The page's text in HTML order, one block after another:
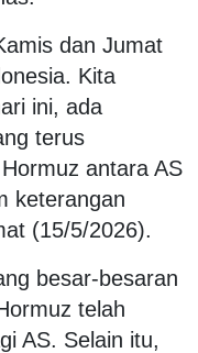
dan Jumat
Kita
ini, ada
terus
antara AS
keterangan
(15/5/2026).
besar-besaran
telah
AS. Selain itu,